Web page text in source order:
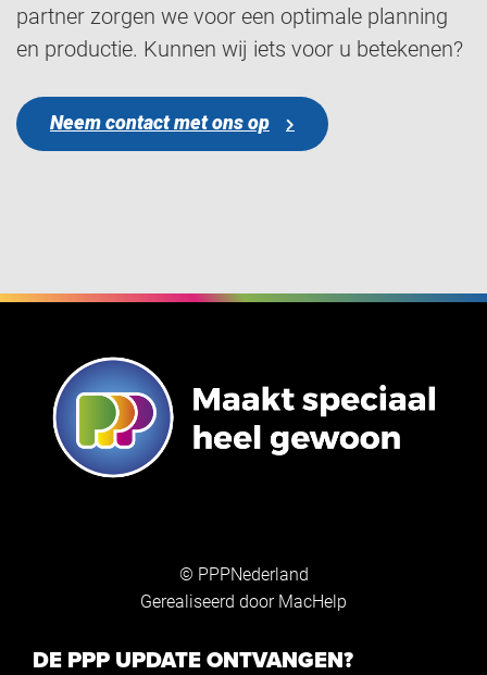
partner zorgen we voor een optimale planning
en productie. Kunnen wij iets voor u betekenen?
Neem contact met ons op
© PPPNederland
Gerealiseerd doorMacHelp
DE PPP UPDATE ONTVANGEN?